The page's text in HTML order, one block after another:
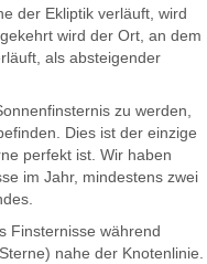
der Ekliptik verläuft, wird
wird der Ort, an dem
als absteigender
zu werden,
Dies ist der einzige
perfekt ist. Wir haben
im Jahr, mindestens zwei
Finsternisse während
nahe der Knotenlinie.